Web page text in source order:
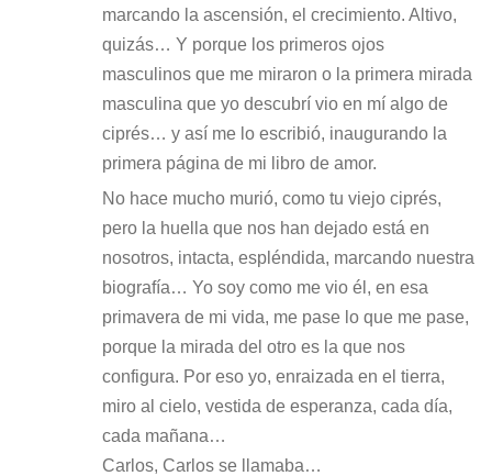
marcando la ascensión, el crecimiento. Altivo,
quizás… Y porque los primeros ojos
masculinos que me miraron o la primera mirada
masculina que yo descubrí vio en mí algo de
ciprés… y así me lo escribió, inaugurando la
primera página de mi libro de amor.
No hace mucho murió, como tu viejo ciprés,
pero la huella que nos han dejado está en
nosotros, intacta, espléndida, marcando nuestra
biografía… Yo soy como me vio él, en esa
primavera de mi vida, me pase lo que me pase,
porque la mirada del otro es la que nos
configura. Por eso yo, enraizada en el tierra,
miro al cielo, vestida de esperanza, cada día,
cada mañana…
Carlos, Carlos se llamaba…